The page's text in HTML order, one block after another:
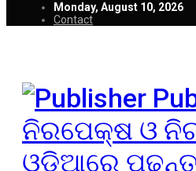
Monday, August 10, 2026
Contact
ନିରପେକ୍ଷ ଓ
ଓଡ଼ିଆରେ